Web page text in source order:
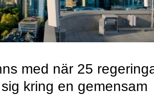
med när 25
kring en gemensam